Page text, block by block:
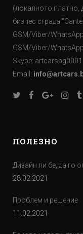
(локалното платно,
бизнес сграда
GSM/Viber/
GSM/Viber/
Skype: artcarsbg0001
Email:
ПОЛЕЗНО
Дизайн ли бе, да го
28.02.2021
Проблем и решение
11.02.2021